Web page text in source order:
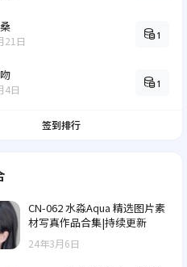
21日 1
4日 1
签到排行
CN-062 水淼Aqua 精选图片素
材写真作品合集|持续更新
24年3月6日